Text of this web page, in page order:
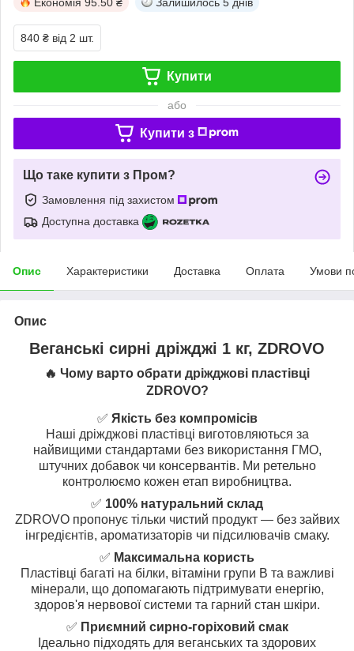
840 ₴ від 2 шт.
Купити
або
Купити з
Що таке купити з Пром?
Замовлення під захистом
Доступна доставка
Опис Характеристики Доставка Оплата Умови
Опис
Веганські сирні дріжджі 1 кг, ZDROVO
🔥 Чому варто обрати дріжджові пластівці
ZDROVO?
✅ Якість без компромісів
Наші дріжджові пластівці виготовляються за
найвищими стандартами без використання ГМО,
штучних добавок чи консервантів. Ми ретельно
контролюємо кожен етап виробництва.
✅ 100% натуральний склад
ZDROVO пропонує тільки чистий продукт — без зайвих
інгредієнтів, ароматизаторів чи підсилювачів смаку.
✅ Максимальна користь
Пластівці багаті на білки, вітаміни групи B та важливі
мінерали, що допомагають підтримувати енергію,
здоров'я нервової системи та гарний стан шкіри.
✅ Приємний сирно-горіховий смак
Ідеально підходять для веганських та здорових